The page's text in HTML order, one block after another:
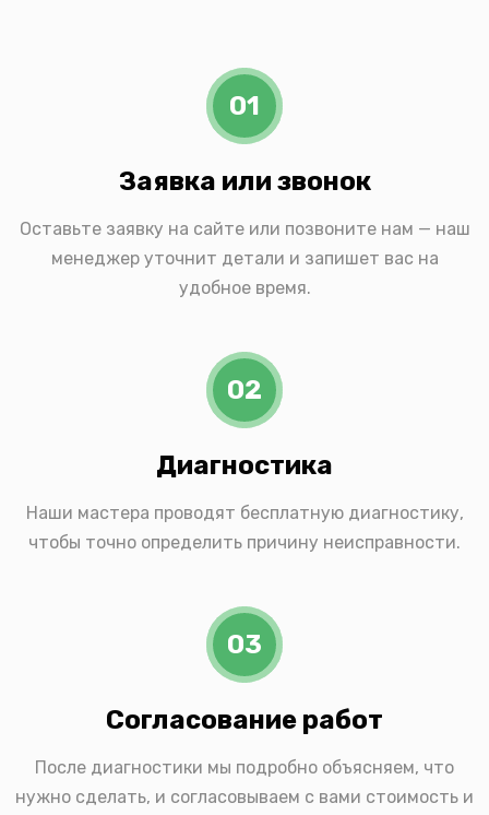
01
Заявка или звонок
Оставьте заявку на сайте или позвоните нам — наш
менеджер уточнит детали и запишет вас на
удобное время.
02
Диагностика
Наши мастера проводят бесплатную диагностику,
чтобы точно определить причину неисправности.
03
Согласование работ
После диагностики мы подробно объясняем, что
нужно сделать, и согласовываем с вами стоимость и